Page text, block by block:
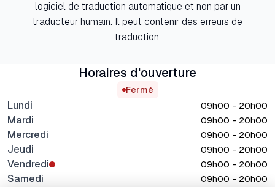
logiciel de traduction automatique et non par un
traducteur humain. Il peut contenir des erreurs de
traduction.
Horaires d'ouverture
Fermé
Lundi 09h00 - 20h00
Mardi 09h00 - 20h00
Mercredi 09h00 - 20h00
Jeudi 09h00 - 20h00
Vendredi 09h00 - 20h00
Samedi 09h00 - 20h00